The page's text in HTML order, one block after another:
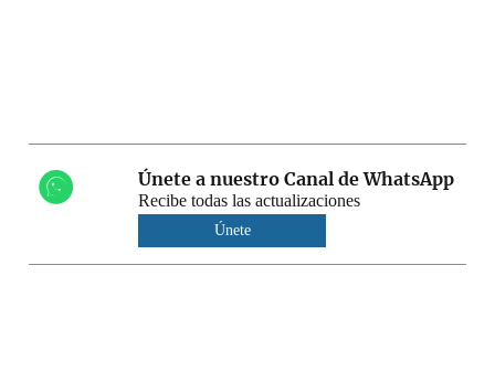
Únete a nuestro Canal de WhatsApp
Recibe todas las actualizaciones
Únete